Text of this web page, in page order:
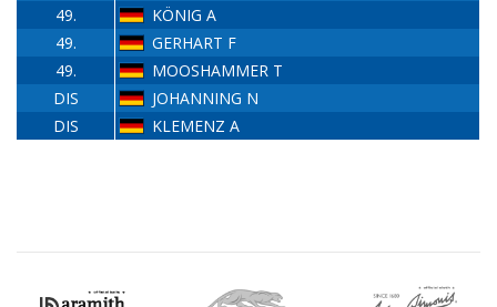
49.
KÖNIG A
49.
GERHART F
49.
MOOSHAMMER T
DIS
JOHANNING N
DIS
KLEMENZ A